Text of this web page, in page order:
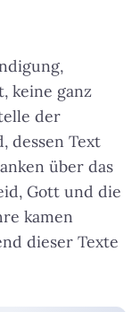
keine ganz
der
dessen Text
über das
Gott und die
kamen
dieser Texte